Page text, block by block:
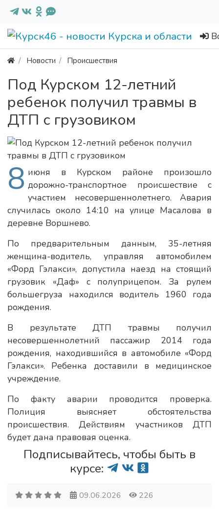
Новости Происшествия
Под Курском 12-летний
ребенок получил травмы в
ДТП с грузовиком
8 июня в Курском районе произошло
дорожно-транспортное происшествие с
участием несовершеннолетнего. Авария
случилась около 14:10 на улице Масалова в
деревне Воршнево.
По предварительным данным, 35-летняя
женщина-водитель, управляя автомобилем
«Форд Гэлакси», допустила наезд на стоящий
грузовик «Даф» с полуприцепом. За рулем
большегруза находился водитель 1960 года
рождения.
В результате ДТП травмы получил
несовершеннолетний пассажир 2014 года
рождения, находившийся в автомобиле «Форд
Гэлакси». Ребенка доставили в медицинское
учреждение.
По факту аварии проводится проверка.
Полиция выясняет обстоятельства
происшествия. Действиям участников ДТП
будет дана правовая оценка.
Подписывайтесь, чтобы быть в
курсе:
09.06.2026 226